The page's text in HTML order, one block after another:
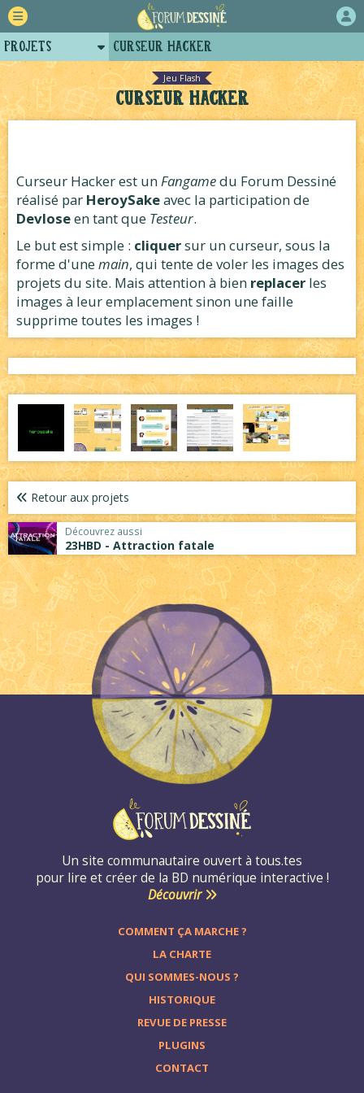
Jeu Flash
Curseur hacker
Curseur Hacker est unFangamedu Forum Dessiné
réalisé par HeroySakeavec la participation de
Devloseen tant que Testeur.
Le but est simple : cliquersur un curseur, sous la
forme d'unemain, qui tente de voler les images des
projets du site. Mais attention à bien replacer les
images à leur emplacement sinon une faille
supprime toutes les images !
Retour aux projets
Découvrez aussi
23HBD - Attraction fatale
Un site communautaire ouvert à tous.tes
pour lire et créer de la BD numérique interactive !
Découvrir
COMMENT ÇA MARCHE ?
LA CHARTE
QUI SOMMES-NOUS ?
HISTORIQUE
REVUE DE PRESSE
PLUGINS
CONTACT
Projets
Retour
Forum
Auteurs
Tutoriels
Curseur hacker